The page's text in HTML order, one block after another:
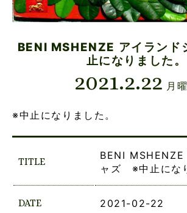
BENI MSHENZE アイラン
止になりました。
2021.2.22 月
※中止になりました。
TITLE
BENI MSHENZE
ャズ ※中止にな
DATE 2021-02-22